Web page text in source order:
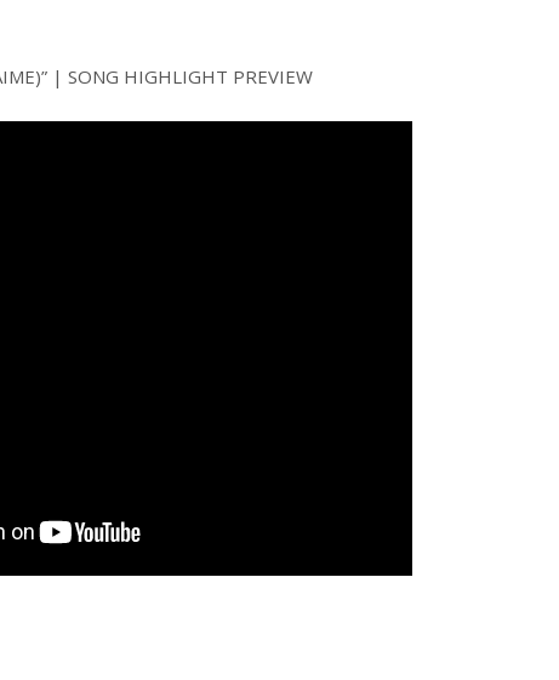
| SONG HIGHLIGHT PREVIEW